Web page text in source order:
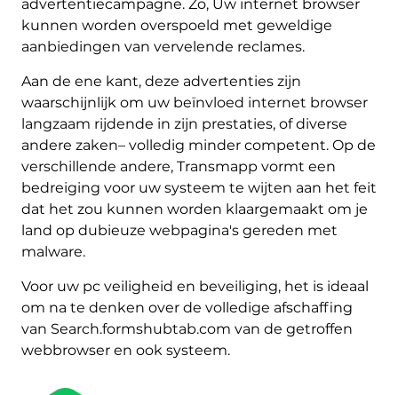
advertentiecampagne. Zo, Uw internet browser
kunnen worden overspoeld met geweldige
aanbiedingen van vervelende reclames.
Aan de ene kant, deze advertenties zijn
waarschijnlijk om uw beïnvloed internet browser
langzaam rijdende in zijn prestaties, of diverse
andere zaken– volledig minder competent. Op de
verschillende andere, Transmapp vormt een
bedreiging voor uw systeem te wijten aan het feit
dat het zou kunnen worden klaargemaakt om je
land op dubieuze webpagina's gereden met
malware.
Voor uw pc veiligheid en beveiliging, het is ideaal
om na te denken over de volledige afschaffing
van Search.formshubtab.com van de getroffen
webbrowser en ook systeem.